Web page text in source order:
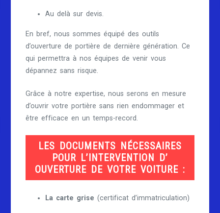
Au delà sur devis.
En bref, nous sommes équipé des outils
d’ouverture de portière de dernière génération. Ce
qui permettra à nos équipes de venir vous
dépannez sans risque.
Grâce à notre expertise, nous serons en mesure
d’ouvrir votre portière sans rien endommager et
être efficace en un temps-record.
LES DOCUMENTS NÉCESSAIRES
POUR L’INTERVENTION D’
OUVERTURE DE VOTRE VOITURE :
La carte grise (certificat d’immatriculation)